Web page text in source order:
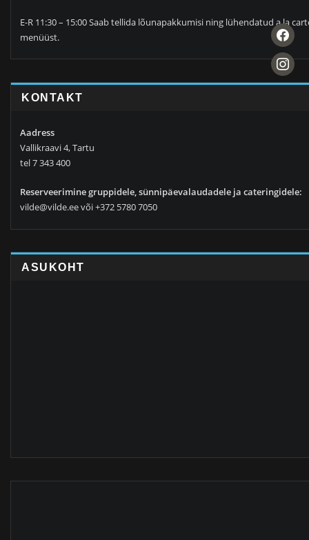
E-R 11:30 – 15:00 Saab tellida lõunapakkumisi ning lühendatud a la
menüüst.
KONTAKT
Aadress
Vallikraavi 4, Tartu
tel 7 343 400
Reserveerimine gruppidele, sünnipäevalaudadele ja cateringidele:
vilde@vilde.ee või +372 5780 7050
ASUKOHT
facebook